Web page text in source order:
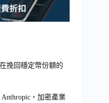
挽回穩定幣份額的
，加密產業